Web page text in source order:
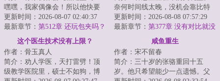
嘿嘿，我家偶像会！所以他快要
塌房了。毕竟这只是小儿科。徒
手劈砖、刀劈子...
更新时间：2026-08-07 02:40:37
最新章节： 第512章 还玩包夹吗？
奈何时间线太晚，没机会靠比特
币翻盘。无奈只能他只能先做好
医生本职工作，...
更新时间：2026-08-08 07:57:29
最新章节： 第377章 没有对比就没
这个医生技术没有上限？
作者：骨玉真人
简介：劝人学医，天打雷劈！顶
级教学医院里，硕士不如狗，博
咸鱼重生
作者：宋不留春
简介：三十岁的张骆重回十五
岁。他只希望能少一点遗憾。父